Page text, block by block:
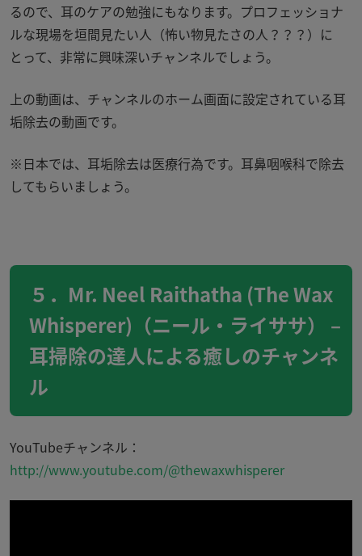
るので、耳のケアの勉強にもなります。プロフェッショナ
ルな現場を垣間見たい人（怖い物見たさの人？？？）に
とって、非常に興味深いチャンネルでしょう。
上の動画は、チャンネルのホーム画面に設定されている耳
垢除去の動画です。
※日本では、耳垢除去は医療行為です。耳鼻咽喉科で除去
してもらいましょう。
５．Mr. Neel Raithatha (The Wax
Whisperer)（ニール・ライササ） –
耳掃除の達人による癒しのチャンネ
ル
YouTubeチャンネル：
http://www.youtube.com/@thewaxwhisperer